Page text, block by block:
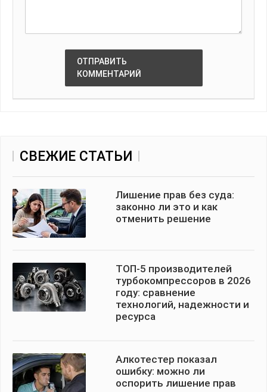
ОТПРАВИТЬ
КОММЕНТАРИЙ
СВЕЖИЕ СТАТЬИ
Лишение прав без суда:
законно ли это и как
отменить решение
ТОП-5 производителей
турбокомпрессоров в 2026
году: сравнение
технологий, надежности и
ресурса
Алкотестер показал
ошибку: можно ли
оспорить лишение прав